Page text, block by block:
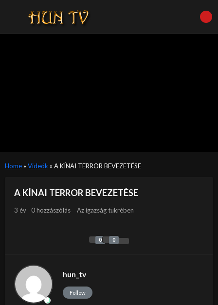
Home» Videók » A KÍNAI TERROR BEVEZETÉSE
A KÍNAI TERROR BEVEZETÉSE
3 év 0 hozzászólás Az igazság tükrében
0 0
hun_tv
Follow